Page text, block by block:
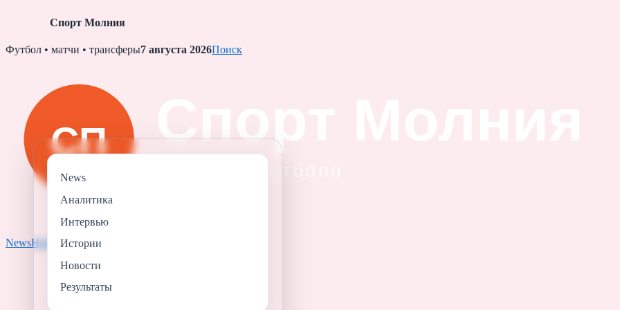
Спорт Молния
Skip
Футбол • матчи • трансферы7 августа 2026Поиск
NewsНовостиРезультаты
News
Аналитика
Интервью
Истории
Новости
Результаты